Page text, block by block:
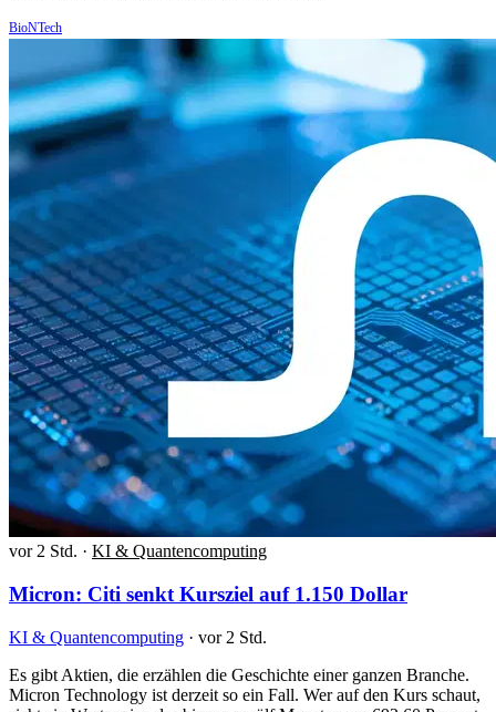
BioNTech
vor 2 Std. · KI & Quantencomputing
Micron: Citi senkt Kursziel auf 1.150 Dollar
KI & Quantencomputing · vor 2 Std.
Es gibt Aktien, die erzählen die Geschichte einer ganzen Branche.
Micron Technology ist derzeit so ein Fall. Wer auf den Kurs schaut,